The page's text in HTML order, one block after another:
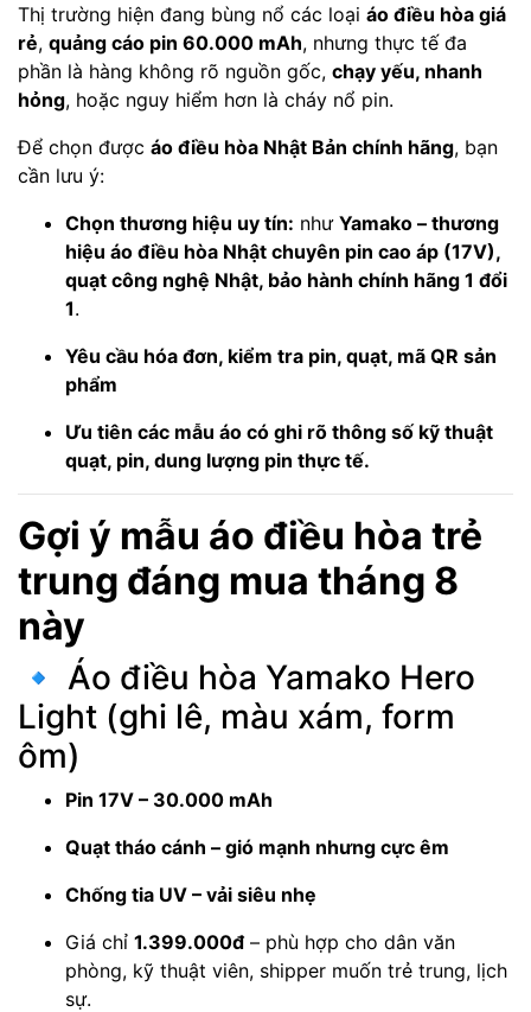
Thị trường hiện đang bùng nổ các loại áo điều hòa giá
rẻ, quảng cáo pin 60.000 mAh, nhưng thực tế đa
phần là hàng không rõ nguồn gốc, chạy yếu, nhanh
hỏng, hoặc nguy hiểm hơn là cháy nổ pin.
Để chọn được áo điều hòa Nhật Bản chính hãng, bạn
cần lưu ý:
Chọn thương hiệu uy tín: như Yamako – thương
hiệu áo điều hòa Nhật chuyên pin cao áp (17V),
quạt công nghệ Nhật, bảo hành chính hãng 1 đổi
1.
Yêu cầu hóa đơn, kiểm tra pin, quạt, mã QR sản
phẩm
Ưu tiên các mẫu áo có ghi rõ thông số kỹ thuật
quạt, pin, dung lượng pin thực tế.
Gợi ý mẫu áo điều hòa trẻ
trung đáng mua tháng 8
này
🔹 Áo điều hòa Yamako Hero
Light (ghi lê, màu xám, form
ôm)
Pin 17V – 30.000 mAh
Quạt tháo cánh – gió mạnh nhưng cực êm
Chống tia UV – vải siêu nhẹ
Giá chỉ 1.399.000đ – phù hợp cho dân văn
phòng, kỹ thuật viên, shipper muốn trẻ trung, lịch
sự.